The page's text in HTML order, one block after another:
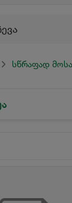
სწრაფად